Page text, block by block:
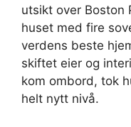
utsikt over Boston
huset med fire
verdens beste
skiftet eier og
kom ombord, tok
helt nytt nivå.